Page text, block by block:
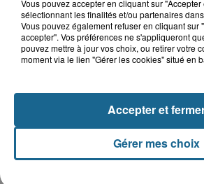
Saint-Omer : un enfant
après l'explosion d'un jouet...
Lucas s'en est allé
Disparition
la-Grande :
Vous pouvez accepter en cliquant sur "Accepter
sélectionnant les finalités et/ou partenaires
Vous pouvez également refuser en cliquant sur
accepter". Vos préférences ne s'appliqueront
pouvez mettre à jour vos choix, ou retirer votre
moment via le lien "Gérer les cookies" situé en
Gérer mes choix
Accepter et